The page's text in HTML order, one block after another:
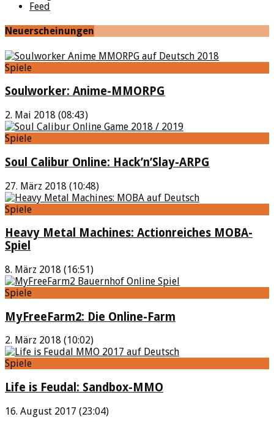
Feed
Neuerscheinungen
Spiele
Soulworker: Anime-MMORPG
2. Mai 2018 (08:43)
Spiele
Soul Calibur Online: Hack’n’Slay-ARPG
27. März 2018 (10:48)
Spiele
Heavy Metal Machines: Actionreiches MOBA-
Spiel
8. März 2018 (16:51)
Spiele
MyFreeFarm2: Die Online-Farm
2. März 2018 (10:02)
Spiele
Life is Feudal: Sandbox-MMO
16. August 2017 (23:04)